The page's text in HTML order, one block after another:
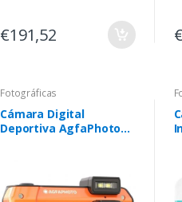
€191,52
Fotográficas
Cámara Digital
Deportiva AgfaPhoto